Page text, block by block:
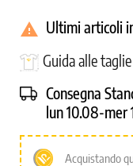
 Ultimi articoli
Guida alle
Consegna
lun 10.08-mer
Acquistando